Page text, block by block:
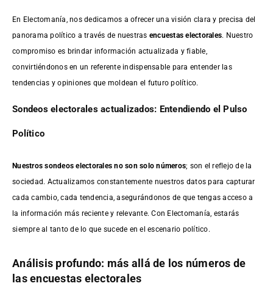
En Electomanía, nos dedicamos a ofrecer una visión clara y precisa del
panorama político a través de nuestras encuestas electorales. Nuestro
compromiso es brindar información actualizada y fiable,
convirtiéndonos en un referente indispensable para entender las
tendencias y opiniones que moldean el futuro político.
Sondeos electorales actualizados: Entendiendo el Pulso
Político
Nuestros sondeos electorales no son solo números; son el reflejo de la
sociedad. Actualizamos constantemente nuestros datos para capturar
cada cambio, cada tendencia, asegurándonos de que tengas acceso a
la información más reciente y relevante. Con Electomanía, estarás
siempre al tanto de lo que sucede en el escenario político.
Análisis profundo: más allá de los números de
las encuestas electorales